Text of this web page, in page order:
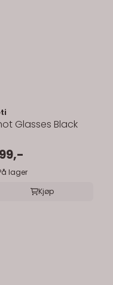
Glasses Black
lager
Kjøp